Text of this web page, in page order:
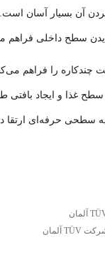
کردن آن بسیار
سطح داخلی فراهم
را فراهم
غذا و ایجاد بافتی
سطحی حرفه‌ای ارتقا